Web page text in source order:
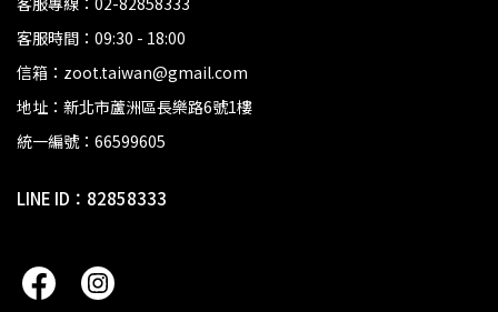
客服時間：09:30 - 18:00
信箱：zoot.taiwan@gmail.com
地址：新北市蘆洲區長樂路6號1樓
統一編號：66599605
LINE ID：82858333